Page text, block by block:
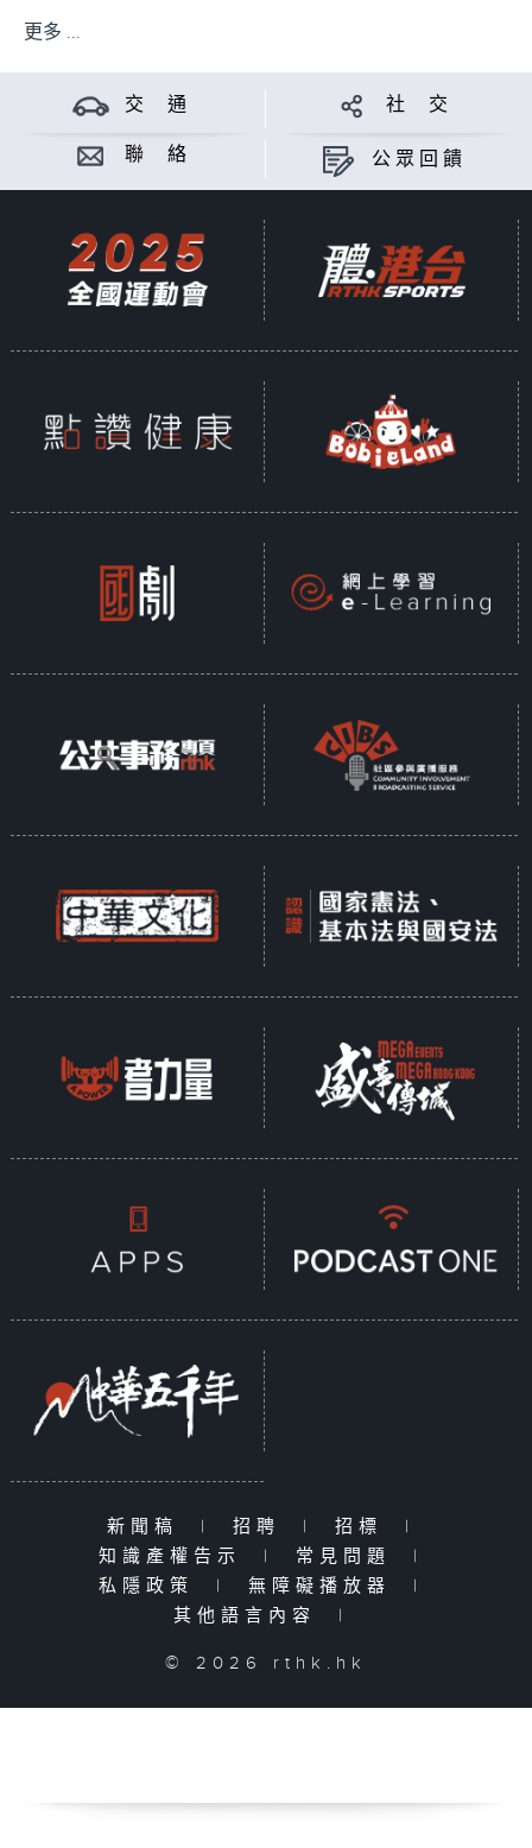
更多 ...
交 通 社 交
聯 絡 公眾回饋
新聞稿 | 招聘 | 招標
|
知識產權告示
| 常見問題
|
私隱政策
| 無障礙播放器
|
其他語言內容
|
© 2026 rthk.hk